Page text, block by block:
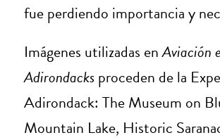
fue perdiendo importancia y
Imágenes utilizadas enAviación
Adirondacksproceden de la
Adirondack: The Museum on
Mountain Lake, Historic